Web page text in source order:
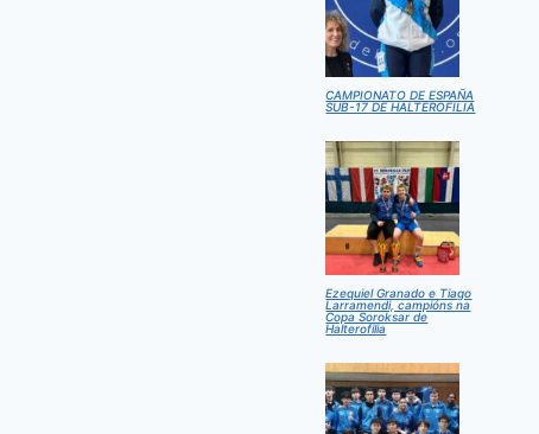
CAMPIONATO DE ESPAÑA
SUB-17 DE HALTEROFILIA
Ezequiel Granado e Tiago
Larramendi, campións na
Copa Soroksar de
Halterofilia